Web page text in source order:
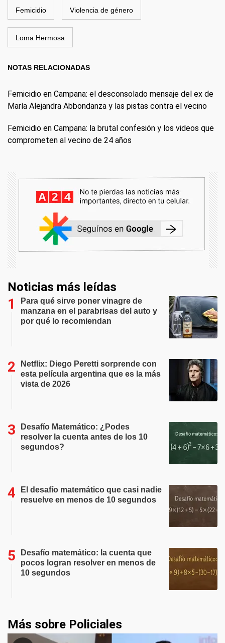
Femicidio Violencia de género
Loma Hermosa
NOTAS RELACIONADAS
Femicidio en Campana: el desconsolado mensaje del ex de
María Alejandra Abbondanza y las pistas contra el vecino
Femicidio en Campana: la brutal confesión y los videos que
comprometen al vecino de 24 años
Noticias más leídas
Para qué sirve poner vinagre de
manzana en el parabrisas del auto y
por qué lo recomiendan
Netflix: Diego Peretti sorprende con
esta película argentina que es la más
vista de 2026
Desafío Matemático: ¿Podes
resolver la cuenta antes de los 10
segundos?
El desafío matemático que casi nadie
resuelve en menos de 10 segundos
Desafío matemático: la cuenta que
pocos logran resolver en menos de
10 segundos
Más sobre Policiales